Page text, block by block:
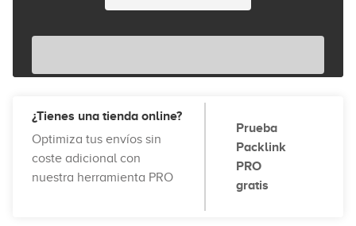
¿Tienes una tienda online?
Optimiza tus envíos sin
coste adicional con
nuestra herramienta PRO
Prueba
Packlink
PRO
gratis